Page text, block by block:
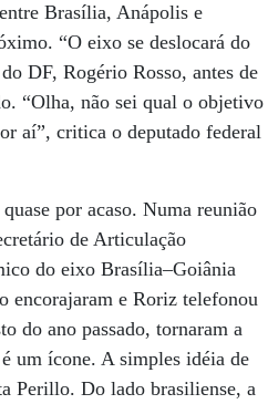
Brasília, Anápolis e
“O eixo se deslocará do
DF, Rogério Rosso, antes de
“Olha, não sei qual o objetivo
aí”, critica o deputado federal
por acaso. Numa reunião
de Articulação
do eixo Brasília–Goiânia
encorajaram e Roriz telefonou
do ano passado, tornaram a
um ícone. A simples idéia de
Perillo. Do lado brasiliense, a